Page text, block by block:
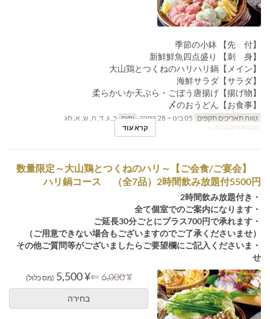
【先 付】 季節の小鉢
【刺 身】 新鮮鮮魚四点盛り
【メイン】大山鶏とつくねのハリハリ鍋
【サラダ】海鮮サラダ
【揚げ物】柔らかいか天ぷら・ごぼう唐揚げ
【お食事】〆のおうどん
טווח תאריכים תקפים ימים ב, ג, ד, ה, ש, א, חג
מגבלת הזמנה
קרא עוד
【ご会食/ご宴会】～数量限定～大山鶏とつくねのハリ
ハリ鍋コース （全7品）2時間飲み放題付5500円
・2時間飲み放題付き
・全て個室でのご案内になります
・ご延長30分ごとにプラス700円で承れます
（ご用意できない場合もございますのでご了承くださいませ）
・その他ご質問等がございましたらご要望欄にご記入くださいま
せ
¥ 6,000
⇐
¥ 5,500 (מס כלול)
בחירה